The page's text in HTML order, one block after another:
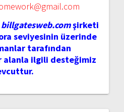
billgatesweb.comşirketi
seviyesinin üzerinde
tarafından
alanla ilgili desteğimiz